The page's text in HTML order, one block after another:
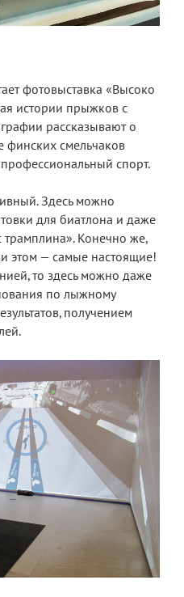
фотовыставка «Высоко
истории прыжков с
рассказывают о
финских смельчаков
спорт.
Здесь можно
для биатлона и даже
трамплина». Конечно же,
этом — самые настоящие!
то здесь можно даже
по лыжному
получением